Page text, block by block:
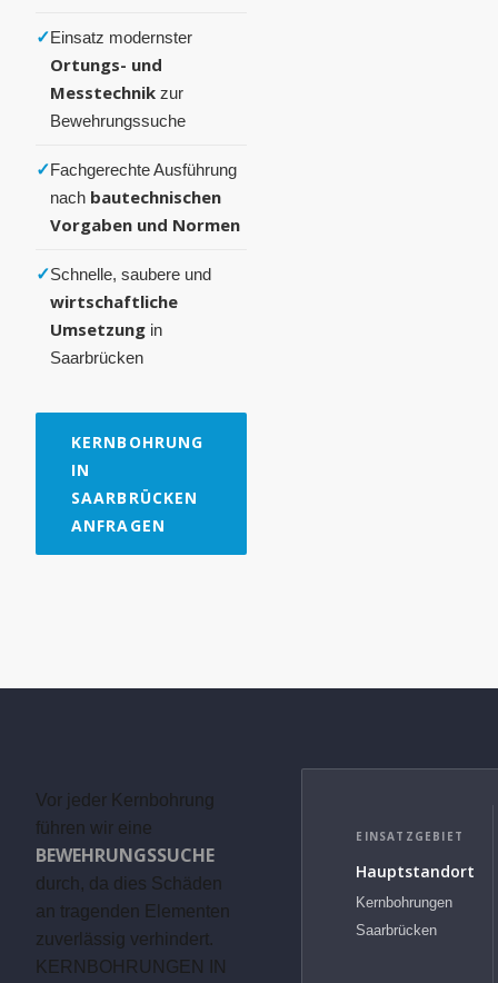
✓Einsatz modernster
Ortungs- und
Messtechnik zur
Bewehrungssuche
✓Fachgerechte Ausführung
nach bautechnischen
Vorgaben und Normen
✓Schnelle, saubere und
wirtschaftliche
Umsetzung in
Saarbrücken
KERNBOHRUNG
IN
SAARBRÜCKEN
ANFRAGEN
Vor jeder Kernbohrung
führen wir eine
BEWEHRUNGSSUCHE
durch, da dies Schäden
an tragenden Elementen
zuverlässig verhindert.
KERNBOHRUNGEN IN
EINSATZGEBIET
Hauptstandort
Kernbohrungen
Saarbrücken